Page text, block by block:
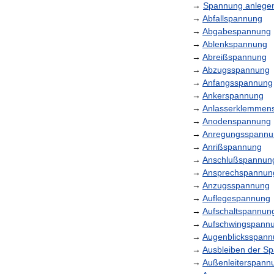
→ Spannung
→ Abfallspannung
→ Abgabespannung
→ Ablenkspannung
→ Abreißspannung
→ Abzugsspannung
→ Anfangsspannung
→ Ankerspannung
→
→ Anodenspannung
→
→ Anrißspannung
→
→
→ Anzugsspannung
→ Auflegespannung
→
→
→
→ Ausbleiben der
→